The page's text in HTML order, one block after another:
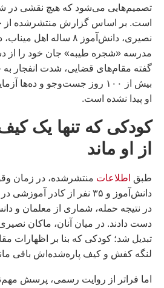
تصمیم‌هایی می‌شود که هیچ نقشی در
است. بر اساس گزارش منتشرشده از
نصیری، دانش‌آموز ۸ ساله
مدرسه «شجره طیبه» جان خود را از
گفته مقام‌های قضایی، شدت انفجار
او پیدا نشده است.
کودکی که تنها یک
از او ماند
طبق اطلاعات
دانش‌آموز و ۳۵ نفر از کادر
در نتیجه حمله، شماری از معلمان و
دست دادند. در میان آنان، ماکان نصیری
تبدیل شد؛ کودکی که بنا بر اظهارات
لنگه کفش و کیف پاره‌شده‌اش باقی
اما فراتر از روایت رسمی، پرسش